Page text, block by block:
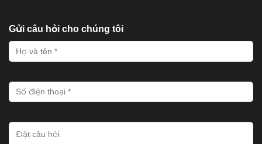
Gửi câu hỏi cho chúng tôi